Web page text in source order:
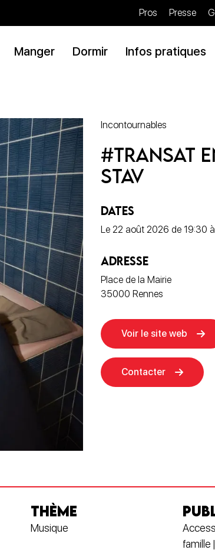
Pros Presse
Manger Dormir Infos pratiques
Incontournables
#Transat
Stav
DATES
Le 22 août 2026 de 19:30
ADRESSE
Place de la Mairie
35000 Rennes
Voir le site web
Contacter
THÈME
Musique
famille